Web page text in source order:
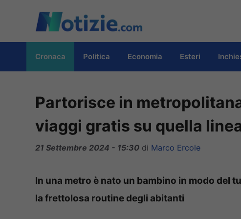
contenuto
Cronaca Politica Economia Esteri
Partorisce in
viaggi gratis su quella
21 Settembre 2024 - 15:30 di Marco Ercole
In una metro è nato un bambino in modo del
la frettolosa routine degli abitanti